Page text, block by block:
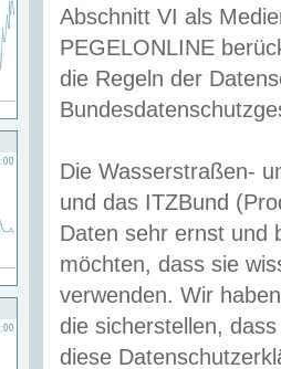
Abschnitt VI als
PEGELONLINE
die Regeln der
Die Wasserstraßen-
und das ITZBund
Daten sehr ernst und
möchten, dass sie
verwenden. Wir
die sicherstellen,
diese